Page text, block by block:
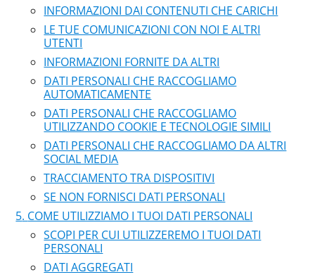
INFORMAZIONI DAI CONTENUTI CHE CARICHI
LE TUE COMUNICAZIONI CON NOI E ALTRI
UTENTI
INFORMAZIONI FORNITE DA ALTRI
DATI PERSONALI CHE RACCOGLIAMO
AUTOMATICAMENTE
DATI PERSONALI CHE RACCOGLIAMO
UTILIZZANDO COOKIE E TECNOLOGIE SIMILI
DATI PERSONALI CHE RACCOGLIAMO DA ALTRI
SOCIAL MEDIA
TRACCIAMENTO TRA DISPOSITIVI
SE NON FORNISCI DATI PERSONALI
COME UTILIZZIAMO I TUOI DATI PERSONALI
SCOPI PER CUI UTILIZZEREMO I TUOI DATI
PERSONALI
DATI AGGREGATI